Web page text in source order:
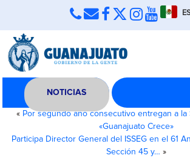
NOTICIAS
« Por segundo año consecutivo entregan a la
«Guanajuato Crece»
Participa Director General del ISSEG en el 61
Sección 45 y… »